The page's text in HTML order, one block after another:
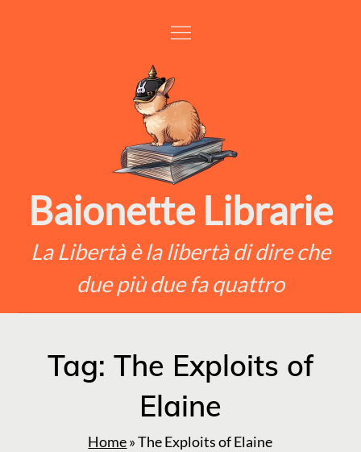
Baionette Librarie
La Libertà è la libertà di dire che
due più due fa quattro
Tag: The Exploits of
Elaine
Home»The Exploits of Elaine